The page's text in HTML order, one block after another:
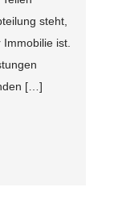
steht,
ist.
[…]